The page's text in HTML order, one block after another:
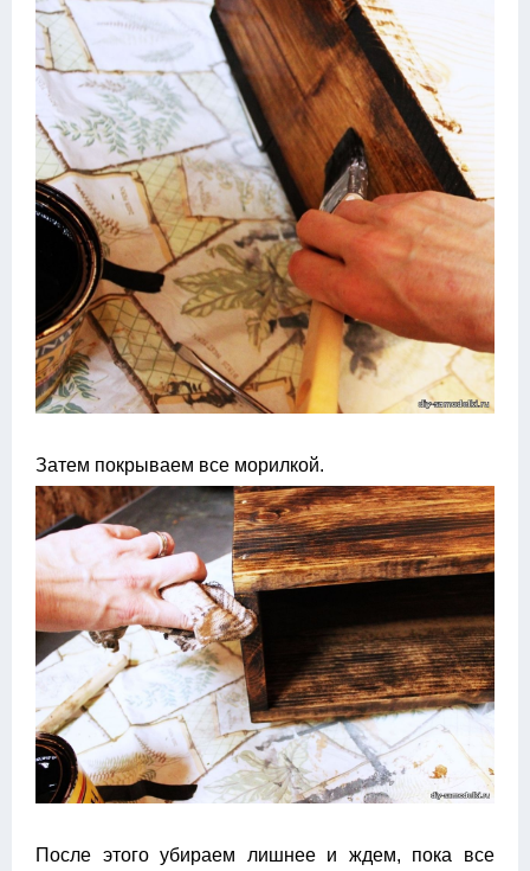
Затем покрываем все морилкой.
После этого убираем лишнее и ждем, пока все